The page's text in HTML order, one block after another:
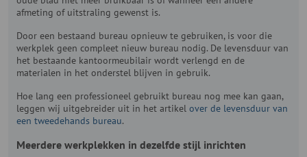
afmeting of uitstraling gewenst is.
Door een bestaand bureau opnieuw te gebruiken, is voor die
werkplek geen compleet nieuw bureau nodig. De levensduur van
het bestaande kantoormeubilair wordt verlengd en de
materialen in het onderstel blijven in gebruik.
Hoe lang een professioneel gebruikt bureau nog mee kan gaan,
leggen wij uitgebreider uit in het artikel over de levensduur van
een tweedehands bureau.
Meerdere werkplekken in dezelfde stijl inrichten